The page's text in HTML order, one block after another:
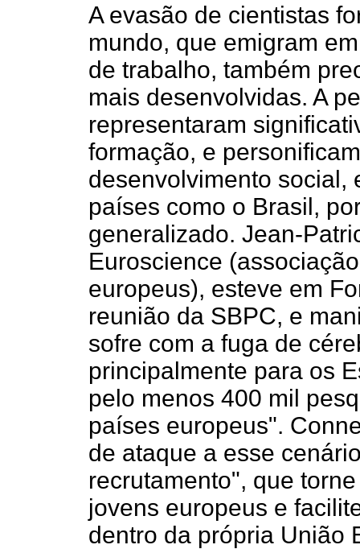
A evasão de cientistas
mundo, que emigram
de trabalho, também
mais desenvolvidas. A
representaram
formação, e
desenvolvimento social,
países como o Brasil,
generalizado. Jean-
Euroscience
europeus), esteve em
reunião da SBPC, e
sofre com a fuga de
principalmente para os
pelo menos 400 mil
países europeus".
de ataque a esse
recrutamento", que
jovens europeus e
dentro da própria União